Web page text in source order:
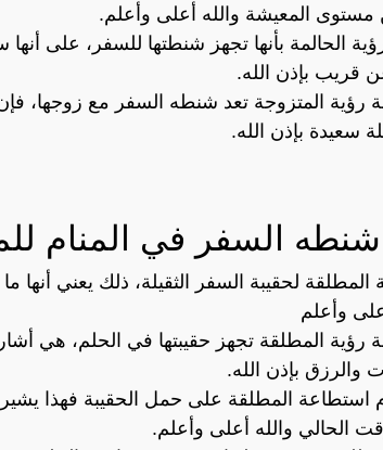
المعيشة والله أعلى وأعلم.
الحالمة بأنها تجهز شنطتها للسفر، على
قريب بإذن الله.
رؤية المتزوجة تعد شنطه السفر مع زوجها،
سعيدة بإذن الله.
السفر في المنام
المطلقة لحقيبة السفر الثقيلة، ذلك يعني أنها
وأعلم
رؤية المطلقة تجهز حقيبتها في الحلم، هي
والرزق بإذن الله.
استطاعة المطلقة على حمل الحقيبة فهذا يشير
الحالي والله أعلى وأعلم.